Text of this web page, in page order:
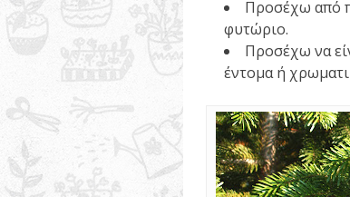
Προσέχω από
φυτώριο.
Προσέχω να
έντομα ή